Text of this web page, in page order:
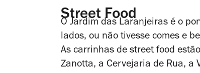
Street Food
O Jardim das Laranjeiras é o
lados, ou não tivesse comes e
As carrinhas de street food
Zanotta, a Cervejaria de Rua, a